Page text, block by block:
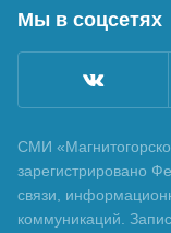
Мы в соцсетях
СМИ
зарегистрировано
связи,
коммуникаций.